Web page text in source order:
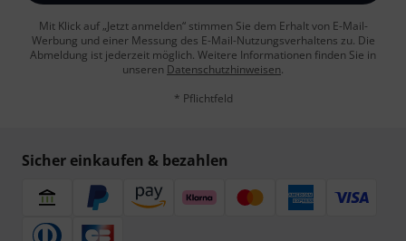
Mit Klick auf „Jetzt anmelden“ stimmen Sie dem Erhalt von E-Mail-
Werbung und einer Messung des E-Mail-Nutzungsverhaltens zu. Die
Abmeldung ist jederzeit möglich. Weitere Informationen finden Sie in
unseren Datenschutzhinweisen.
* Pflichtfeld
Sicher einkaufen & bezahlen